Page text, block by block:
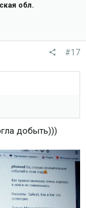
обл.
#17
добыть)))